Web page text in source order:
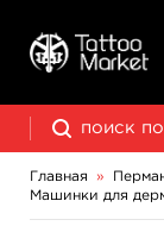
Главная »
Машинки для